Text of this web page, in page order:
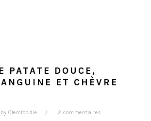
PATATE DOUCE,
ET CHÈVRE
byClemfoodie 2 commentaires